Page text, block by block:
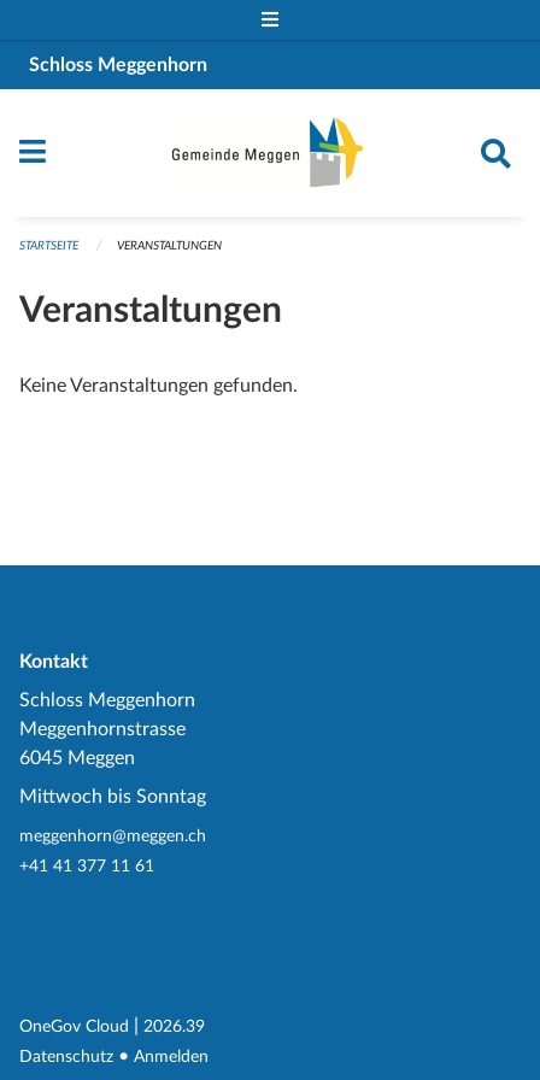
Schloss Meggenhorn
STARTSEITE VERANSTALTUNGEN
Veranstaltungen
Keine Veranstaltungen gefunden.
Kontakt
Schloss Meggenhorn
Meggenhornstrasse
6045 Meggen
Mittwoch bis Sonntag
meggenhorn@meggen.ch
+41 41 377 11 61
OneGov Cloud (External Link)
2026.39
Datenschutz (External Link)
Anmelden